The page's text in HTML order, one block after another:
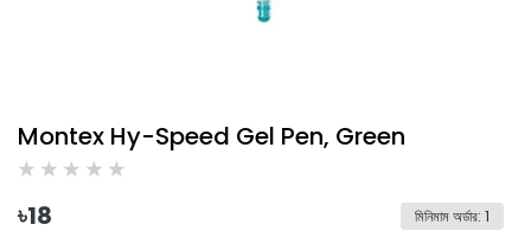
Montex Hy-Speed Gel Pen, Green
৳18 মিনিমাম অর্ডার: 1